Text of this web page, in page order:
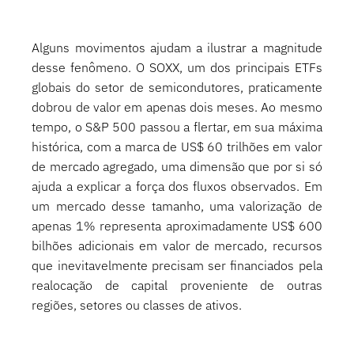
Alguns movimentos ajudam a ilustrar a magnitude
desse fenômeno. O SOXX, um dos principais ETFs
globais do setor de semicondutores, praticamente
dobrou de valor em apenas dois meses. Ao mesmo
tempo, o S&P 500 passou a flertar, em sua máxima
histórica, com a marca de US$ 60 trilhões em valor
de mercado agregado, uma dimensão que por si só
ajuda a explicar a força dos fluxos observados. Em
um mercado desse tamanho, uma valorização de
apenas 1% representa aproximadamente US$ 600
bilhões adicionais em valor de mercado, recursos
que inevitavelmente precisam ser financiados pela
realocação de capital proveniente de outras
regiões, setores ou classes de ativos.